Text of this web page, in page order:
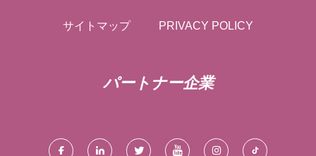
サイトマップ PRIVACY POLICY
パートナー企業